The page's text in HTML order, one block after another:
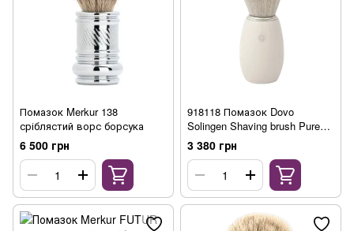
Помазок Merkur 138
сріблястий ворс борсука
6 500 грн
918118 Помазок Dovo
Solingen Shaving brush Pure
Badger
3 380 грн